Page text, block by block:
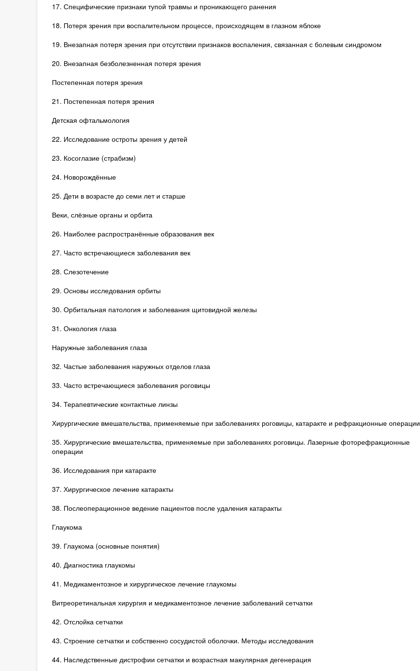
17. Специфические признаки тупой травмы и проникающего ранения
18. Потеря зрения при воспалительном процессе, происходящем в глазном яблоке
19. Внезапная потеря зрения при отсутствии признаков воспаления, связанная с болевым синдромом
20. Внезапная безболезненная потеря зрения
Постепенная потеря зрения
21. Постепенная потеря зрения
Детская офтальмология
22. Исследование остроты зрения у детей
23. Косоглазие (страбизм)
24. Новорождённые
25. Дети в возрасте до семи лет и старше
Веки, слёзные органы и орбита
26. Наиболее распространённые образования век
27. Часто встречающиеся заболевания век
28. Слезотечение
29. Основы исследования орбиты
30. Орбитальная патология и заболевания щитовидной железы
31. Онкология глаза
Наружные заболевания глаза
32. Частые заболевания наружных отделов глаза
33. Часто встречающиеся заболевания роговицы
34. Терапевтические контактные линзы
Хирургические вмешательства, применяемые при заболеваниях роговицы, катаракте и рефракционные операции
35. Хирургические вмешательства, применяемые при заболеваниях роговицы. Лазерные фоторефракционные
операции
36. Исследования при катаракте
37. Хирургическое лечение катаракты
38. Послеоперационное ведение пациентов после удаления катаракты
Глаукома
39. Глаукома (основные понятия)
40. Диагностика глаукомы
41. Медикаментозное и хирургическое лечение глаукомы
Витреоретинальная хирургия и медикаментозное лечение заболеваний сетчатки
42. Отслойка сетчатки
43. Строение сетчатки и собственно сосудистой оболочки. Методы исследования
44. Наследственные дистрофии сетчатки и возрастная макулярная дегенерация